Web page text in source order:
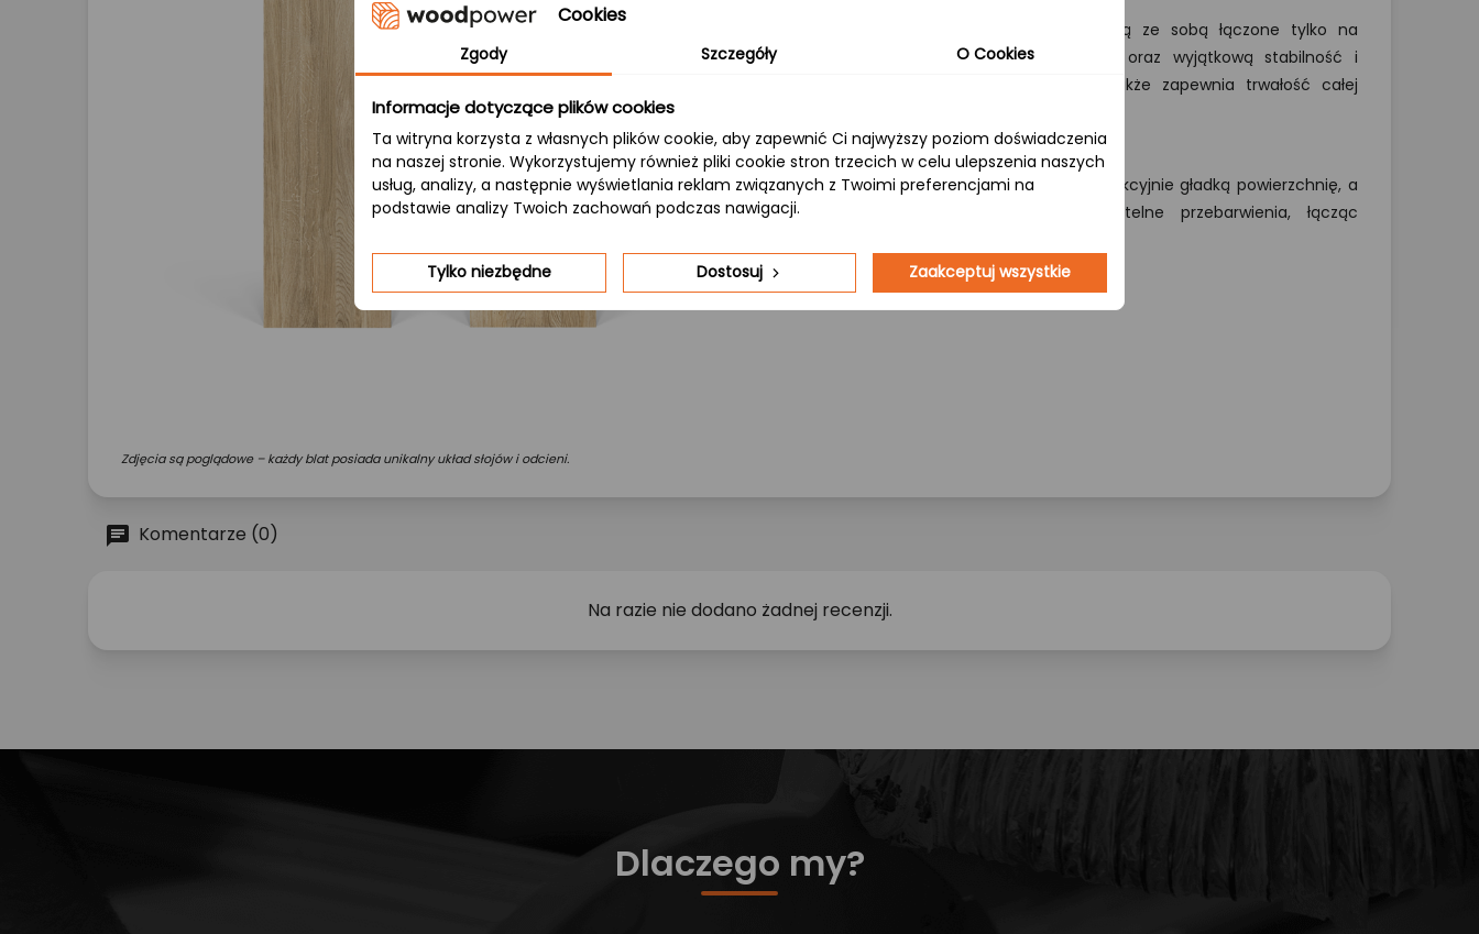
Lamele drewniane (około 4 cm szerokości) są ze sobą łączone tylko na
szerokości, co gwarantuje jednorodny wygląd oraz wyjątkową stabilność i
odporność na uszkodzenia mechaniczne, a także zapewnia trwałość całej
A/B:
Klasa ta oznacza, że górna strona (A) ma perfekcyjnie gładką powierzchnię, a
dolna (B) zachowuje naturalne sęki i subtelne przebarwienia, łącząc
Zdjęcia są poglądowe – każdy blat posiada unikalny układ słojów i odcieni.
Komentarze (0)
Na razie nie dodano żadnej recenzji.
Dlaczego my?
Cookies
Zgody Szczegóły O Cookies
Informacje dotyczące plików cookies
Ta witryna korzysta z własnych plików cookie, aby zapewnić Ci najwyższy poziom doświadczenia
na naszej stronie. Wykorzystujemy również pliki cookie stron trzecich w celu ulepszenia naszych
usług, analizy, a następnie wyświetlania reklam związanych z Twoimi preferencjami na
podstawie analizy Twoich zachowań podczas nawigacji.
Tylko niezbędne Dostosuj Zaakceptuj wszystkie